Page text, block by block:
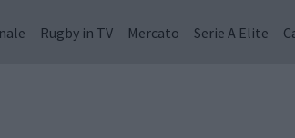
Rugby in TV Mercato Serie A Elite